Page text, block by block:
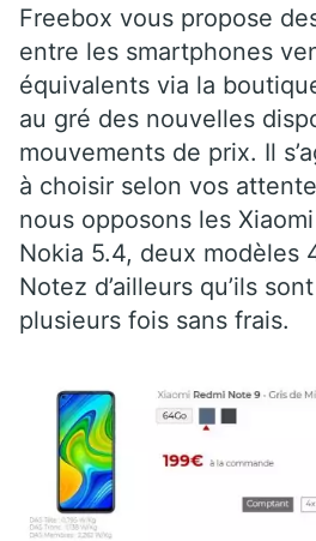
Freebox vous propose
entre les smartphones
équivalents via la
au gré des nouvelles
mouvements de prix. Il
à choisir selon vos
nous opposons les
Nokia 5.4, deux modèles
Notez d’ailleurs qu’ils
plusieurs fois sans frais.